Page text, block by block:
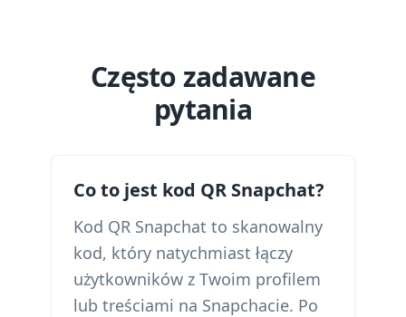
Często zadawane
pytania
Co to jest kod QR Snapchat?
Kod QR Snapchat to skanowalny
kod, który natychmiast łączy
użytkowników z Twoim profilem
lub treściami na Snapchacie. Po